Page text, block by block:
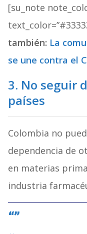
[su_note
también: La
se une contra el
3. No seguir
países
Colombia no
dependencia de
en materias
industria